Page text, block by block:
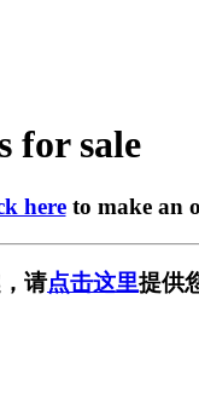
for sale
hereto make an
请点击这里提供